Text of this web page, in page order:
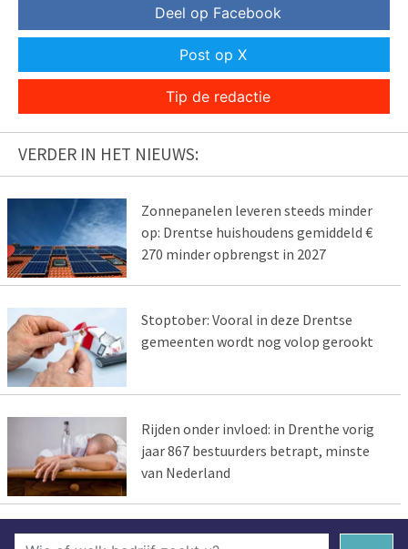
Deel op Facebook
Post op X
Tip de redactie
VERDER IN HET NIEUWS:
Zonnepanelen leveren steeds minder
op: Drentse huishoudens gemiddeld €
270 minder opbrengst in 2027
Stoptober: Vooral in deze Drentse
gemeenten wordt nog volop gerookt
Rijden onder invloed: in Drenthe vorig
jaar 867 bestuurders betrapt, minste
van Nederland